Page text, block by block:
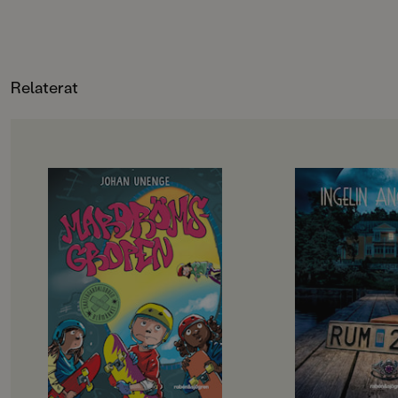
Relaterat
OM BOKEN
Rillo och hans kompisar i
Skateboardklubben Blåmärket har
en plan: att bli stans coolaste
skejtare. De har gjort en lista på
svåra skejtgrejer som de måste klara
av, målet är att till sist klara av
Mardrömsgropen, skateparkens
största utmaning. Problemet är
bara att ingen av dem riktigt vågar
… Samtidigt dyker en tjej på
sparkcykel upp i kvarteret. Hon
plaskar genom vattenpölar, skrattar
OM BOKEN
”Välskriven,
och trovärdig”
Dagens Nyheter
Det börjar som en
med bad och sol
men snart börjar
hända. Varför
konstiga saker i
som Meja, Bea och
kollot. Varför
saker på nätterna?
gå upp alldeles av